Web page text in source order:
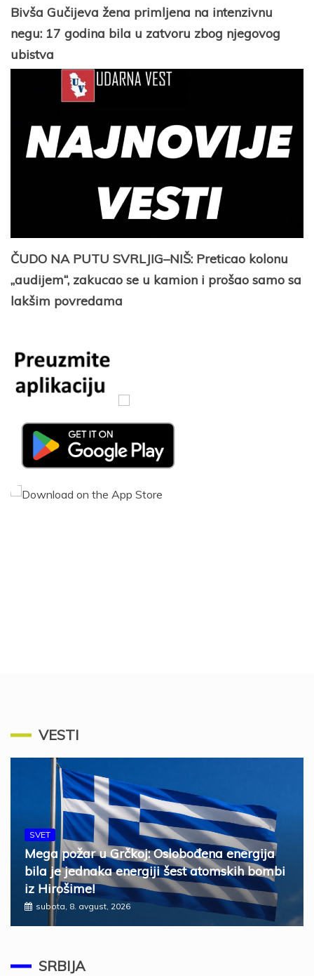
Bivša Gučijeva žena primljena na intenzivnu
negu: 17 godina bila u zatvoru zbog njegovog
ubistva
ČUDO NA PUTU SVRLJIG–NIŠ: Preticao kolonu
„audijem“, zakucao se u kamion i prošao samo sa
lakšim povredama
VESTI
SVET
Mega požar u Grčkoj: Oslobođena energija
bila je jednaka energiji šest atomskih bombi
iz Hirošime!
subota, 8. avgust, 2026
SRBIJA